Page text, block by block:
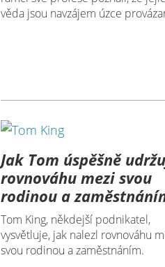
věda jsou navzájem úzce
Jak Tom úspěšně
rovnováhu mezi svou
rodinou a
Tom King, někdejší podnikatel,
vysvětluje, jak nalezl rovnováhu
svou rodinou a zaměstnáním.